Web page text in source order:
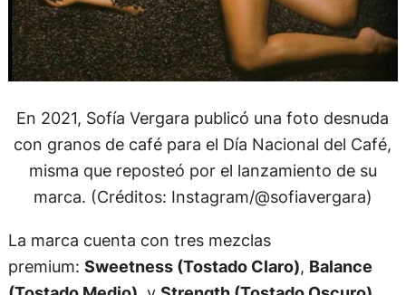
En 2021, Sofía Vergara publicó una foto desnuda
con granos de café para el Día Nacional del Café,
misma que reposteó por el lanzamiento de su
marca. (Créditos: Instagram/@sofiavergara)
La marca cuenta con tres mezclas
premium: Sweetness (Tostado Claro), Balance